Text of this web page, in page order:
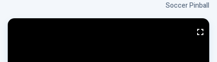
Soccer Pinball